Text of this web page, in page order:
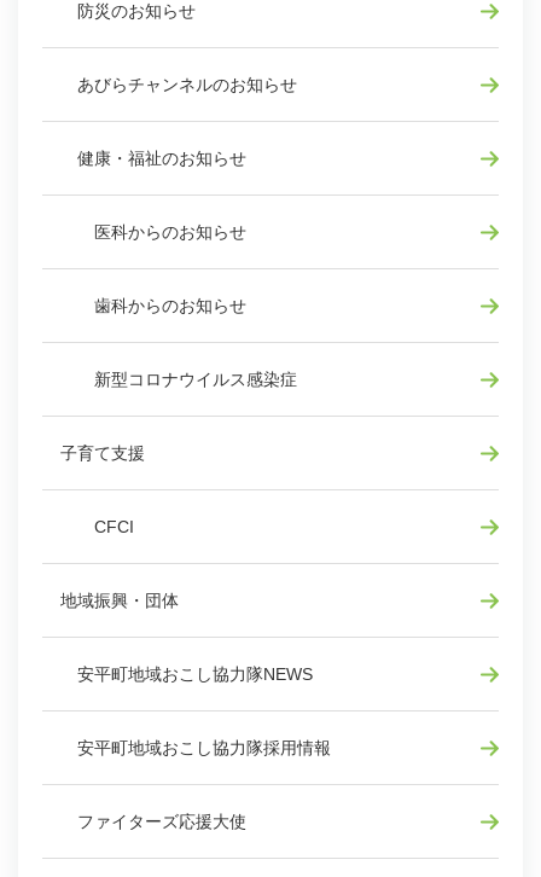
防災のお知らせ
あびらチャンネルのお知らせ
健康・福祉のお知らせ
医科からのお知らせ
歯科からのお知らせ
新型コロナウイルス感染症
子育て支援
CFCI
地域振興・団体
安平町地域おこし協力隊NEWS
安平町地域おこし協力隊採用情報
ファイターズ応援大使